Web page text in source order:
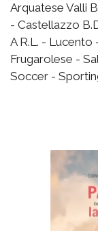
Arquatese Valli
- Castellazzo
A R.L. -
Frugarolese -
Soccer -